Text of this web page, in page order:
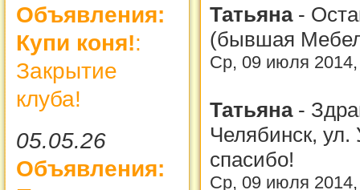
Объявления:
Купи коня!:
Закрытие
клуба!
05.05.26
Объявления:
Татьяна -
(бывшая
Ср, 09 июля
Татьяна -
Челябинск,
спасибо!
Ср, 09 июля